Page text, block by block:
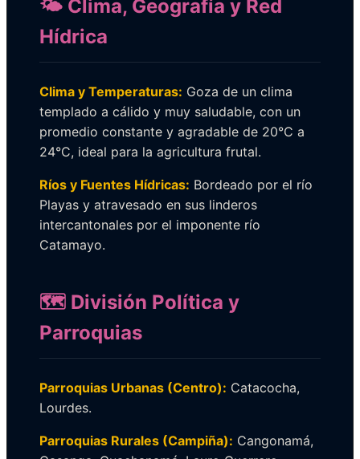
🌤️ Clima, Geografía y Red
Hídrica
Clima y Temperaturas: Goza de un clima
templado a cálido y muy saludable, con un
promedio constante y agradable de 20°C a
24°C, ideal para la agricultura frutal.
Ríos y Fuentes Hídricas: Bordeado por el río
Playas y atravesado en sus linderos
intercantonales por el imponente río
Catamayo.
🗺️ División Política y
Parroquias
Parroquias Urbanas (Centro): Catacocha,
Lourdes.
Parroquias Rurales (Campiña): Cangonamá,